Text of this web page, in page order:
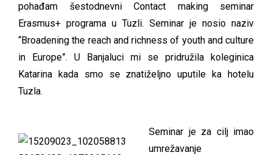
pohađam šestodnevni Contact making seminar
Erasmus+ programa u Tuzli. Seminar je nosio naziv
“Broadening the reach and richness of youth and culture
in Europe”. U Banjaluci mi se pridružila koleginica
Katarina kada smo se znatiželjno uputile ka hotelu
Tuzla.
Seminar je za cilj imao
umrežavanje